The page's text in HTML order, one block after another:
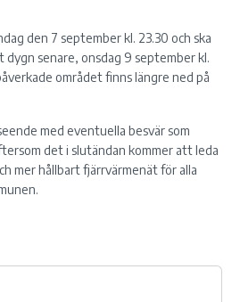
den 7 september kl. 23.30 och ska
senare, onsdag 9 september kl.
området finns längre ned på
med eventuella besvär som
det i slutändan kommer att leda
mer hållbart fjärrvärmenät för alla